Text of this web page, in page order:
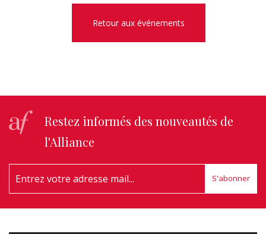
Retour aux événements
Restez informés des nouveautés de
l'Alliance
S'abonner